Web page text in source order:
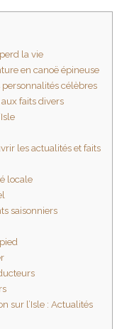
la vie
en canoë épineuse
célèbres
faits divers
les actualités et faits
locale
saisonniers
sur l’Isle : Actualités